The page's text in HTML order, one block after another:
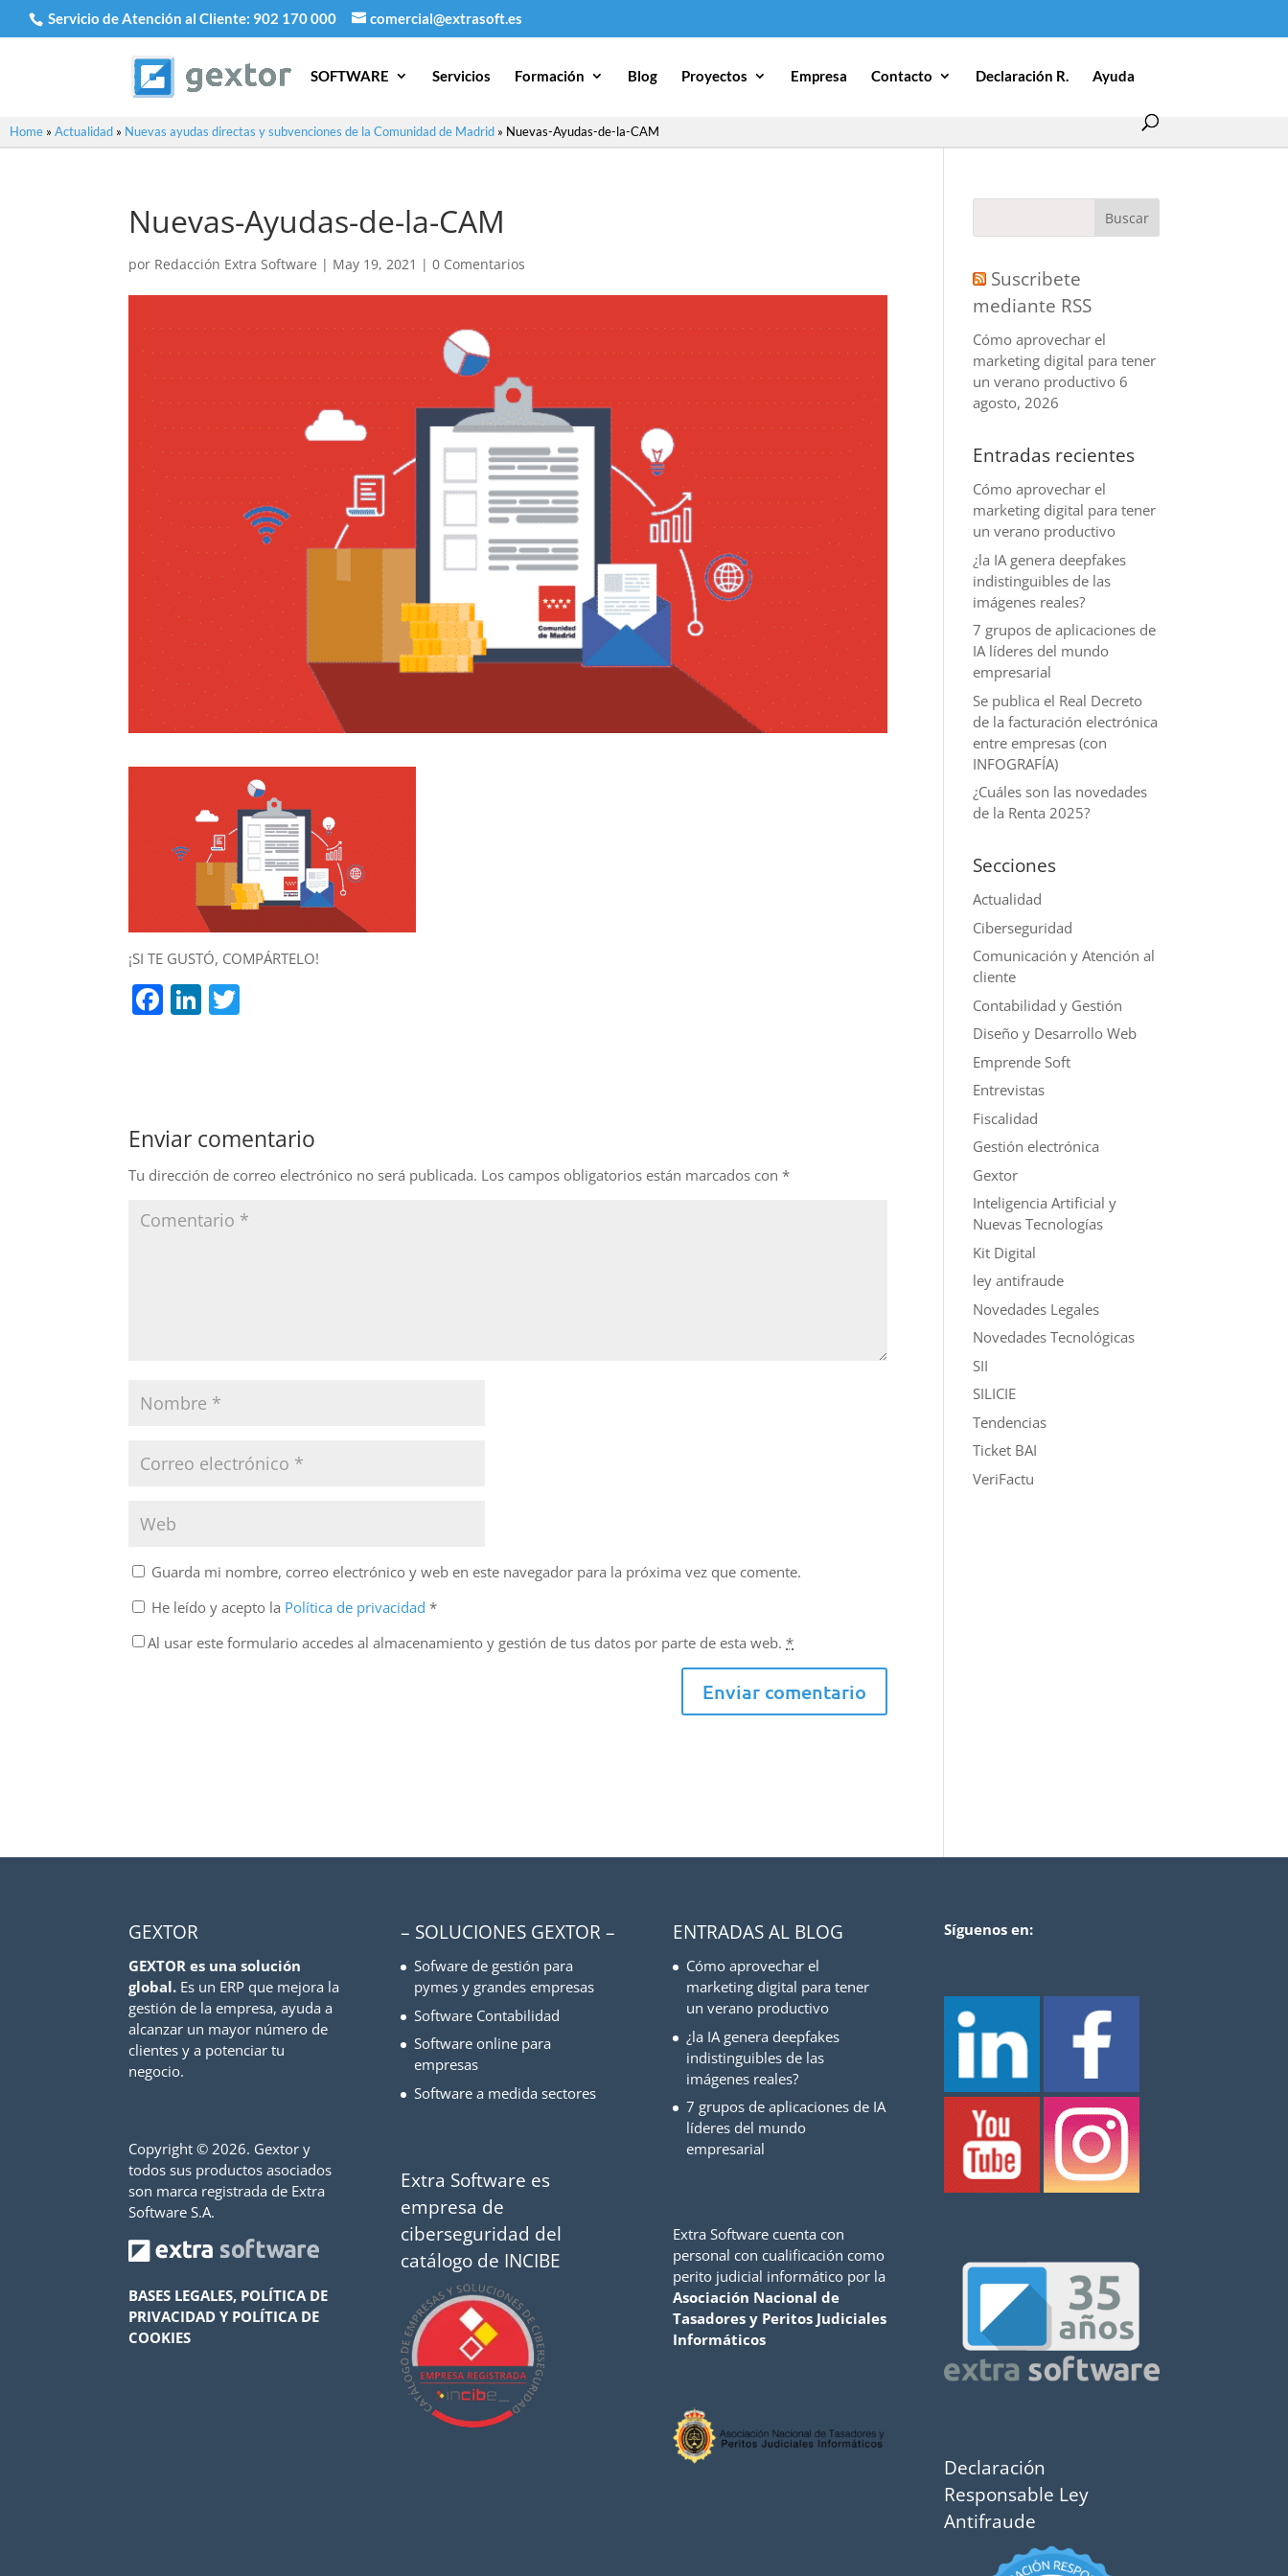
Servicio de Atención al Cliente: 902 170 000 comercial@extrasoft.es
SOFTWARE Servicios Formación Blog Proyectos Empresa Contacto Declaración R. Ayuda
Home » Actualidad » Nuevas ayudas directas y subvenciones de la Comunidad de Madrid » Nuevas-Ayudas-de-la-CAM
Nuevas-Ayudas-de-la-CAM
por Redacción Extra Software | May 19, 2021 |0 Comentarios
¡SI TE GUSTÓ, COMPÁRTELO!
F
b
o
o
k
Li
n
Enviar comentario
Tu dirección de correo electrónico no será publicada. Los campos obligatorios están marcados con*
Guarda mi nombre, correo electrónico y web en este navegador para la próxima vez que comente.
He leído y acepto la Política de privacidad*
Al usar este formulario accedes al almacenamiento y gestión de tus datos por parte de esta web.*
Suscribete
mediante RSS
Cómo aprovechar el
marketing digital para tener
un verano productivo 6
agosto, 2026
Entradas recientes
Cómo aprovechar el
marketing digital para tener
un verano productivo
¿la IA genera deepfakes
indistinguibles de las
imágenes reales?
7 grupos de aplicaciones de
IA líderes del mundo
empresarial
Se publica el Real Decreto
de la facturación electrónica
entre empresas (con
INFOGRAFÍA)
¿Cuáles son las novedades
de la Renta 2025?
Secciones
Actualidad
Ciberseguridad
Comunicación y Atención al
cliente
Contabilidad y Gestión
Diseño y Desarrollo Web
Emprende Soft
Entrevistas
Fiscalidad
Gestión electrónica
Gextor
Inteligencia Artificial y
Nuevas Tecnologías
Kit Digital
ley antifraude
Novedades Legales
Novedades Tecnológicas
SII
SILICIE
Tendencias
Ticket BAI
VeriFactu
GEXTOR
GEXTOR es una solución
global. Es un ERP que mejora la
gestión de la empresa, ayuda a
alcanzar un mayor número de
clientes y a potenciar tu
negocio.
Copyright ©2026. Gextor y
todos sus productos asociados
son marca registrada de Extra
Software S.A.
BASES LEGALES, POLÍTICA DE
PRIVACIDAD Y POLÍTICA DE
COOKIES
– SOLUCIONES GEXTOR –
Sofware de gestión para
pymes y grandes empresas
Software Contabilidad
Software online para
empresas
Software a medida sectores
Extra Software es
empresa de
ciberseguridad del
catálogo de INCIBE
ENTRADAS AL BLOG
Cómo aprovechar el
marketing digital para tener
un verano productivo
¿la IA genera deepfakes
indistinguibles de las
imágenes reales?
7 grupos de aplicaciones de IA
líderes del mundo
empresarial
Extra Software cuenta con
personal con cualificación como
perito judicial informático por la
Asociación Nacional de
Tasadores y Peritos Judiciales
Informáticos
Síguenos en:
Declaración
Responsable Ley
Antifraude